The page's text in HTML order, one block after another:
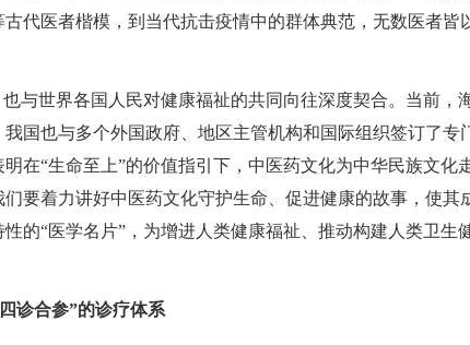
代医者楷模，到当代抗击疫情中的群体典范，无数医者皆
与世界各国人民对健康福祉的共同向往深度契合。当前，
国也与多个外国政府、地区主管机构和国际组织签订了专
在“生命至上”的价值指引下，中医药文化为中华民族文化
要着力讲好中医药文化守护生命、促进健康的故事，使其
的“医学名片”，为增进人类健康福祉、推动构建人类卫生
诊合参”的诊疗体系